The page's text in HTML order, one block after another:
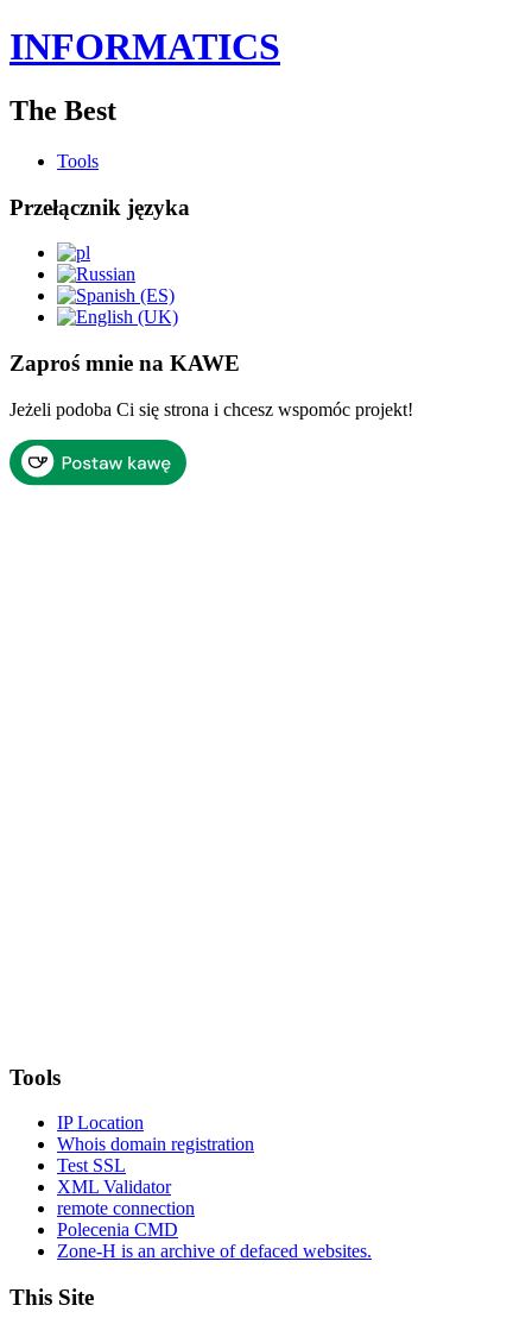
INFORMATICS
The Best
Tools
Przełącznik języka
Zaproś mnie na KAWE
Jeżeli podoba Ci się strona i chcesz wspomóc projekt!
Tools
IP Location
Whois domain registration
Test SSL
XML Validator
remote connection
Polecenia CMD
Zone-H is an archive of defaced websites.
This Site